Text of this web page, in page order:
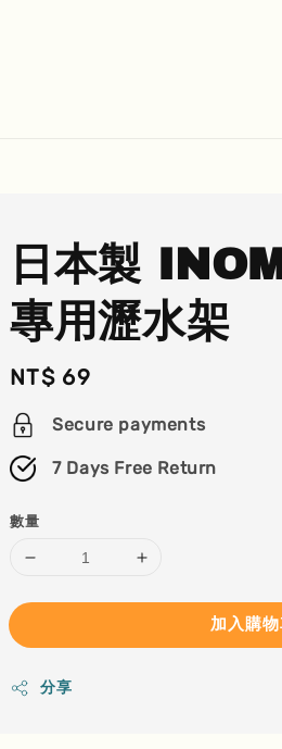
日本製
專用瀝水架
Regular
price
NT$ 69
Secure payments
7 Days Free Return
數量
加入購
分享